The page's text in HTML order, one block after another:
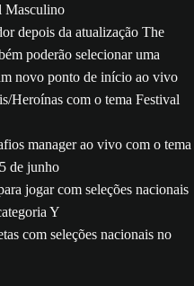
Masculino
depois da atualização The
poderão selecionar uma
novo ponto de início ao vivo
Heroínas com o tema Festival
manager ao vivo com o tema
de junho
jogar com seleções nacionais
Y
com seleções nacionais no